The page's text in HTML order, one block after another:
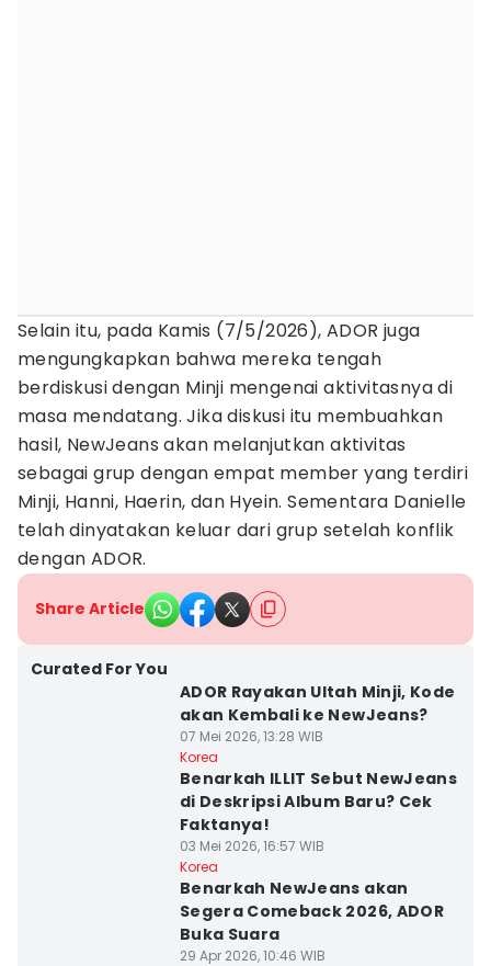
Selain itu, pada Kamis (7/5/2026), ADOR juga
mengungkapkan bahwa mereka tengah
berdiskusi dengan Minji mengenai aktivitasnya di
masa mendatang. Jika diskusi itu membuahkan
hasil, NewJeans akan melanjutkan aktivitas
sebagai grup dengan empat member yang terdiri
Minji, Hanni, Haerin, dan Hyein. Sementara Danielle
telah dinyatakan keluar dari grup setelah konflik
dengan ADOR.
Share Article
Curated For You
ADOR Rayakan Ultah Minji, Kode
akan Kembali ke NewJeans?
07 Mei 2026, 13:28 WIB
Korea
Benarkah ILLIT Sebut NewJeans
di Deskripsi Album Baru? Cek
Faktanya!
03 Mei 2026, 16:57 WIB
Korea
Benarkah NewJeans akan
Segera Comeback 2026, ADOR
Buka Suara
29 Apr 2026, 10:46 WIB